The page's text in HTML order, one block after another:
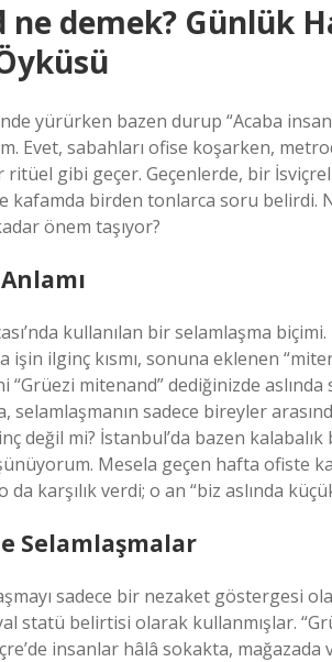
ne demek? Günlük
yürürken bazen durup “Acaba
Evet, sabahları ofise koşarken,
gibi geçer. Geçenlerde, bir İsviçreli
kafamda birden tonlarca soru
önem taşıyor?
kullanılan bir selamlaşma
işin ilginç kısmı, sonuna eklenen
“Grüezi mitenand” dediğinizde
selamlaşmanın sadece bireyler
değil mi? İstanbul’da bazen kalabalık
Mesela geçen hafta ofiste
da karşılık verdi; o an “biz aslında
Selamlaşmalar
sadece bir nezaket göstergesi
statü belirtisi olarak kullanmışlar.
insanlar hâlâ sokakta,